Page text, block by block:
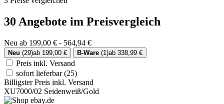
30 Angebote im Preisvergleich
Neu ab 199,00 € - 564,94 €
Neu (29)ab 199,00 € B-Ware (1)ab 338,99 €
Preis inkl. Versand
sofort lieferbar(25)
Billigster Preis inkl. Versand
XU7000/02 Seidenweiß/Gold